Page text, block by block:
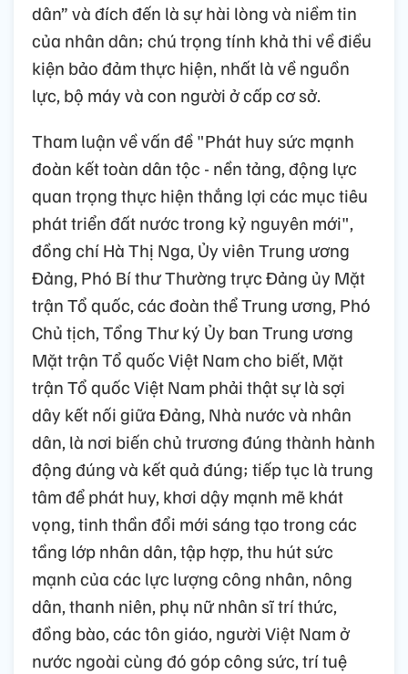
dân” và đích đến là sự hài lòng và niềm tin
của nhân dân; chú trọng tính khả thi về điều
kiện bảo đảm thực hiện, nhất là về nguồn
lực, bộ máy và con người ở cấp cơ sở.
Tham luận về vấn đề "Phát huy sức mạnh
đoàn kết toàn dân tộc - nền tảng, động lực
quan trọng thực hiện thắng lợi các mục tiêu
phát triển đất nước trong kỷ nguyên mới",
đồng chí Hà Thị Nga, Ủy viên Trung ương
Đảng, Phó Bí thư Thường trực Đảng ủy Mặt
trận Tổ quốc, các đoàn thể Trung ương, Phó
Chủ tịch, Tổng Thư ký Ủy ban Trung ương
Mặt trận Tổ quốc Việt Nam cho biết, Mặt
trận Tổ quốc Việt Nam phải thật sự là sợi
dây kết nối giữa Đảng, Nhà nước và nhân
dân, là nơi biến chủ trương đúng thành hành
động đúng và kết quả đúng; tiếp tục là trung
tâm để phát huy, khơi dậy mạnh mẽ khát
vọng, tinh thần đổi mới sáng tạo trong các
tầng lớp nhân dân, tập hợp, thu hút sức
mạnh của các lực lượng công nhân, nông
dân, thanh niên, phụ nữ nhân sĩ trí thức,
đồng bào, các tôn giáo, người Việt Nam ở
nước ngoài cùng đó góp công sức, trí tuệ